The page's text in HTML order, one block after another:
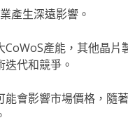
產生深遠影響。
CoWoS產能，其他晶
代和競爭。
能會影響市場價格，隨